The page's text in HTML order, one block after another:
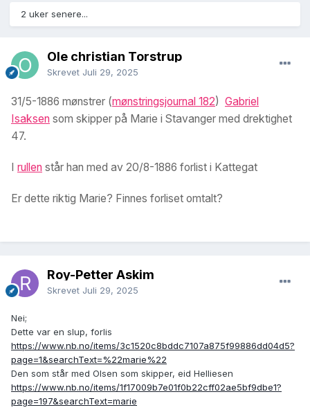
2 uker senere...
Ole christian Torstrup
Skrevet Juli 29, 2025
31/5-1886 mønstrer (mønstringsjournal 182) Gabriel
Isaksen som skipper på Marie i Stavanger med drektighet
47.
rullen står han med av 20/8-1886 forlist i Kattegat
Er dette riktig Marie? Finnes forliset omtalt?
Roy-Petter Askim
Skrevet Juli 29, 2025
Nei;
Dette var en slup, forlis
https://www.nb.no/items/3c1520c8bddc7107a875f99886dd04d5?
page=1&searchText=%22marie%22
Den som står med Olsen som skipper, eid Helliesen
https://www.nb.no/items/1f17009b7e01f0b22cff02ae5bf9dbe1?
page=197&searchText=marie